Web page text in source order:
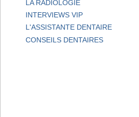
LA RADIOLOGIE
INTERVIEWS VIP
L'ASSISTANTE DENTAIRE
CONSEILS DENTAIRES